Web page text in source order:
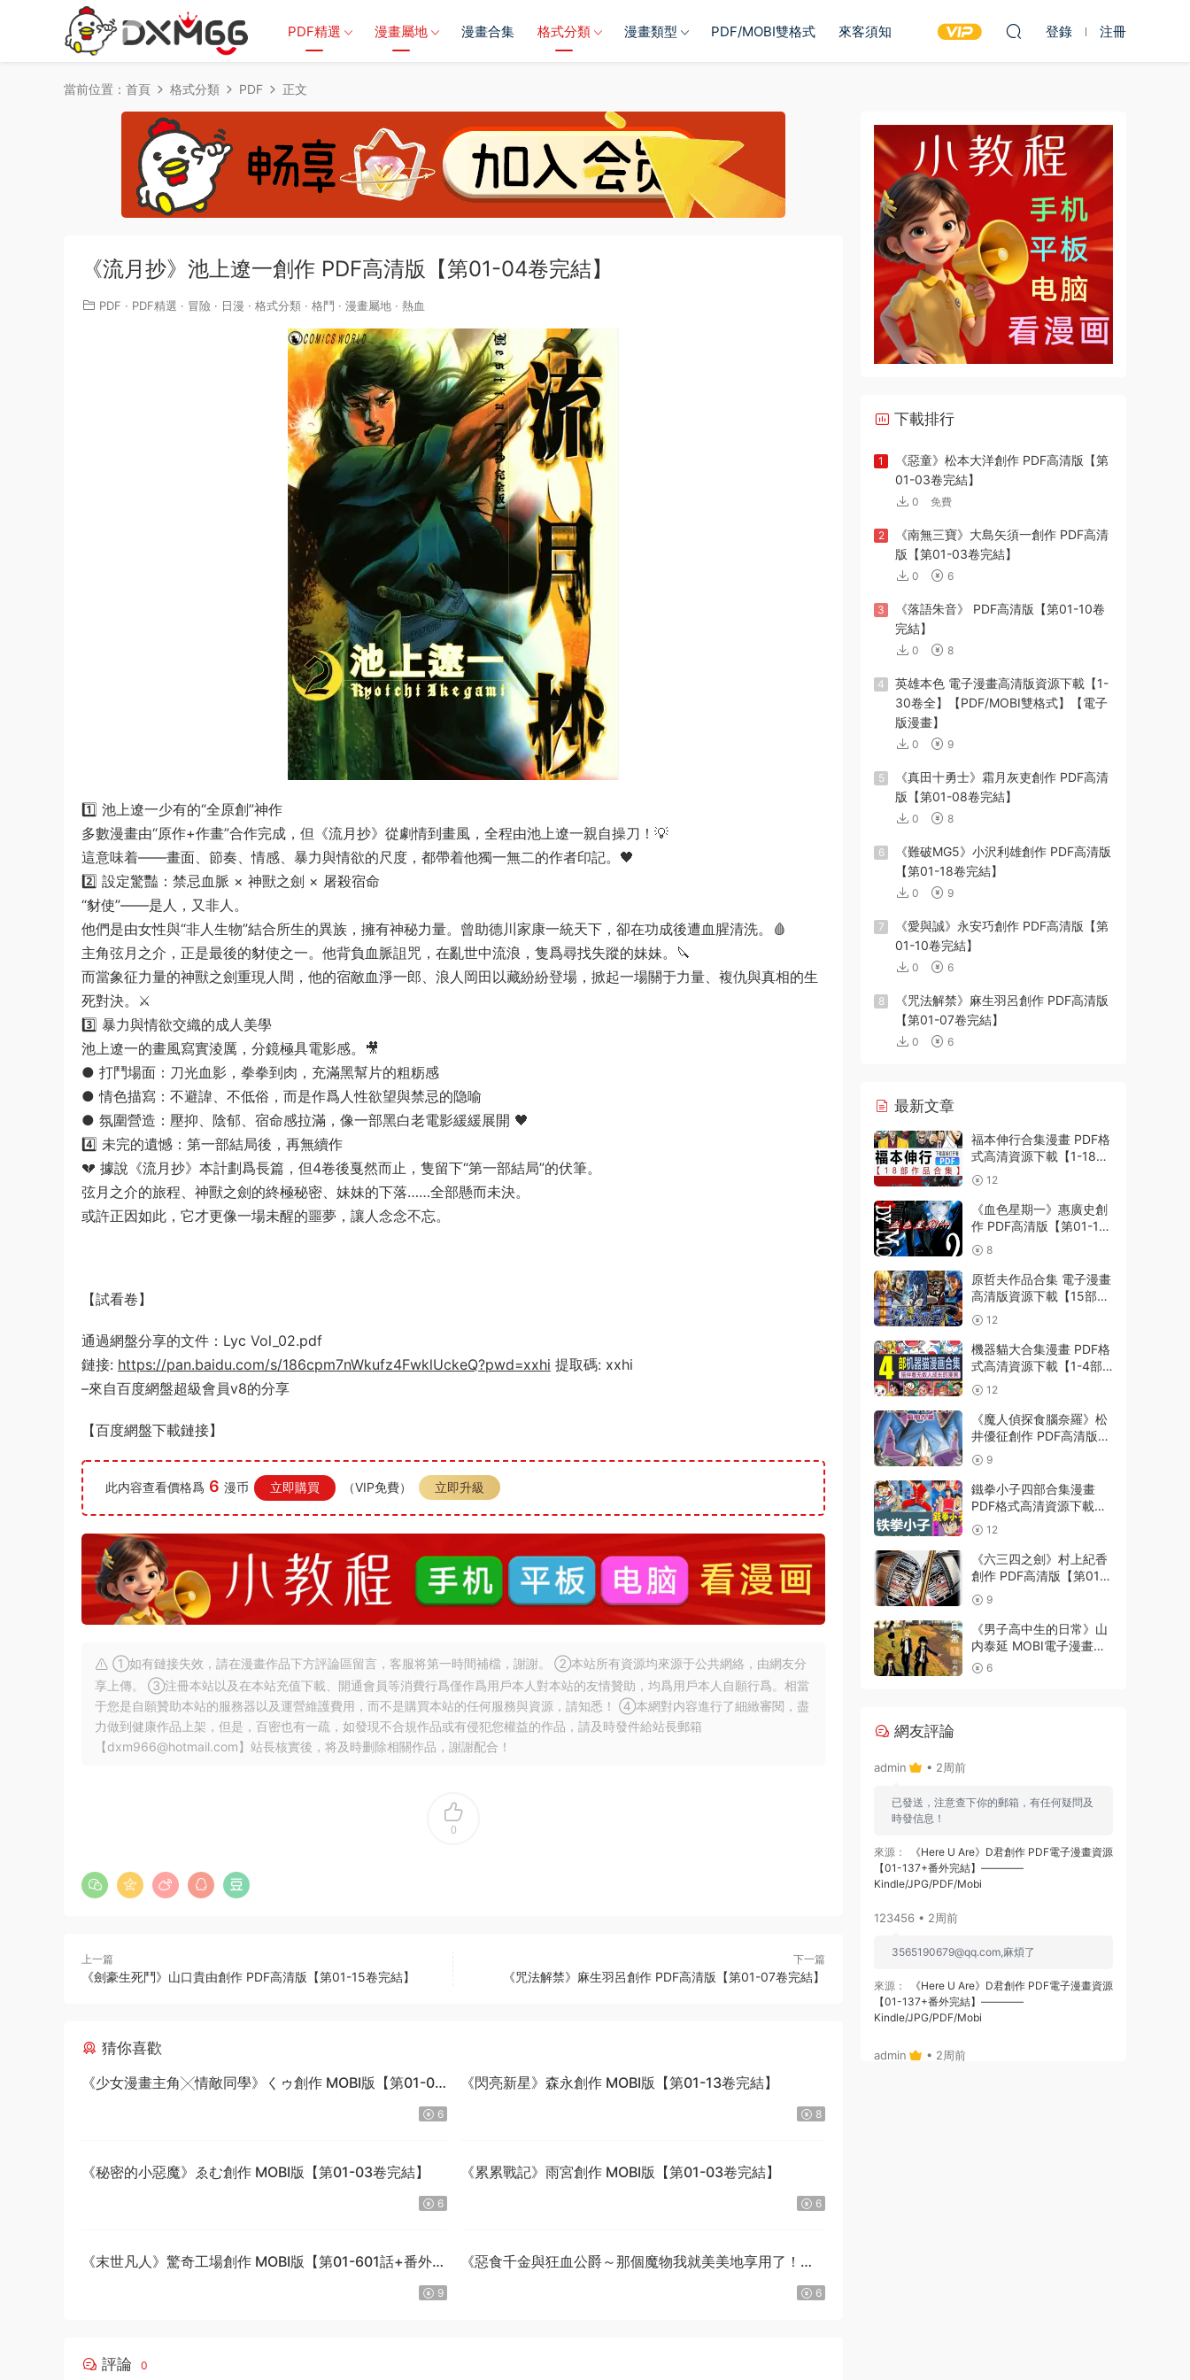
PDF精選 漫畫屬地 漫畫合集 格式分類 漫畫類型 PDF/MOBI雙格式 來客須知 登錄 注冊
當前位置： 首頁 格式分類 PDF 正文
《流月抄》池上遼一創作 PDF高清版【第01-04卷完結】
PDF · PDF精選 · 冒險 · 日漫 · 格式分類 · 格鬥 · 漫畫屬地 · 熱血
1️⃣ 池上遼一少有的“全原創”神作
多數漫畫由“原作+作畫”合作完成，但《流月抄》從劇情到畫風，全程由池上遼一親自操刀！💡
這意味着——畫面、節奏、情感、暴力與情欲的尺度，都帶着他獨一無二的作者印記。🖤
2️⃣ 設定驚豔：禁忌血脈 × 神獸之劍 × 屠殺宿命
“豺使”——是人，又非人。
他們是由女性與“非人生物”結合所生的異族，擁有神秘力量。曾助德川家康一統天下，卻在功成後遭血腥清洗。🩸
主角弦月之介，正是最後的豺使之一。他背負血脈詛咒，在亂世中流浪，隻爲尋找失蹤的妹妹。🔪
而當象征力量的神獸之劍重現人間，他的宿敵血淨一郎、浪人岡田以藏紛紛登場，掀起一場關于力量、複仇與真相的生
死對決。⚔️
3️⃣ 暴力與情欲交織的成人美學
池上遼一的畫風寫實淩厲，分鏡極具電影感。🎥
● 打鬥場面：刀光血影，拳拳到肉，充滿黑幫片的粗粝感
● 情色描寫：不避諱、不低俗，而是作爲人性欲望與禁忌的隐喻
● 氛圍營造：壓抑、陰郁、宿命感拉滿，像一部黑白老電影緩緩展開 🖤
4️⃣ 未完的遺憾：第一部結局後，再無續作
💔 據說《流月抄》本計劃爲長篇，但4卷後戛然而止，隻留下“第一部結局”的伏筆。
弦月之介的旅程、神獸之劍的終極秘密、妹妹的下落……全部懸而未決。
或許正因如此，它才更像一場未醒的噩夢，讓人念念不忘。
【試看卷】
通過網盤分享的文件：Lyc Vol_02.pdf
鏈接: https://pan.baidu.com/s/186cpm7nWkufz4FwklUckeQ?pwd=xxhi 提取碼: xxhi
–來自百度網盤超級會員v8的分享
【百度網盤下載鏈接】
此内容查看價格爲 6 漫币 立即購買 （VIP免費） 立即升級
①如有鏈接失效，請在漫畫作品下方評論區留言，客服将第一時間補檔，謝謝。 ②本站所有資源均來源于公共網絡，由網友分
享上傳。 ③注冊本站以及在本站充值下載、開通會員等消費行爲僅作爲用戶本人對本站的友情贊助，均爲用戶本人自願行爲。相當
于您是自願贊助本站的服務器以及運營維護費用，而不是購買本站的任何服務與資源，請知悉！ ④本網對内容進行了細緻審閱，盡
力做到健康作品上架，但是，百密也有一疏，如發現不合規作品或有侵犯您權益的作品，請及時發件給站長郵箱
【dxm966@hotmail.com】站長核實後，将及時删除相關作品，謝謝配合！
0
上一篇
《劍豪生死鬥》山口貴由創作 PDF高清版【第01-15卷完結】
下一篇
《咒法解禁》麻生羽呂創作 PDF高清版【第01-07卷完結】
猜你喜歡
《少女漫畫主角╳情敵同學》くゥ創作 MOBI版【第01-04
6
《閃亮新星》森永創作 MOBI版【第01-13卷完結】
8
《秘密的小惡魔》ゑむ創作 MOBI版【第01-03卷完結】
6
《累累戰記》雨宮創作 MOBI版【第01-03卷完結】
6
《末世凡人》驚奇工場創作 MOBI版【第01-601話+番外完
9
《惡食千金與狂血公爵～那個魔物我就美美地享用了！》
6
評論 0
下載排行
1
《惡童》松本大洋創作 PDF高清版【第
01-03卷完結】
0 免費
2
《南無三寶》大島矢須一創作 PDF高清
版【第01-03卷完結】
0 6
3
《落語朱音》 PDF高清版【第01-10卷
完結】
0 8
4
英雄本色 電子漫畫高清版資源下載【1-
30卷全】【PDF/MOBI雙格式】【電子
版漫畫】
0 9
5
《真田十勇士》霜月灰吏創作 PDF高清
版【第01-08卷完結】
0 8
6
《難破MG5》小沢利雄創作 PDF高清版
【第01-18卷完結】
0 9
7
《愛與誠》永安巧創作 PDF高清版【第
01-10卷完結】
0 6
8
《咒法解禁》麻生羽呂創作 PDF高清版
【第01-07卷完結】
0 6
最新文章
福本伸行合集漫畫 PDF格
式高清資源下載【1-18部
完結】Kindle電子漫畫資
源精品
12
《血色星期一》惠廣史創
作 PDF高清版【第01-11
卷完結】
8
原哲夫作品合集 電子漫畫
高清版資源下載【15部合
集完結】【PDF格式】
【電子版漫畫】
12
機器貓大合集漫畫 PDF格
式高清資源下載【1-4部
合集完結】Kindle電子漫
畫資源精品
12
《魔人偵探食腦奈羅》松
井優征創作 PDF高清版
【第01-23卷完結】
9
鐵拳小子四部合集漫畫
PDF格式高清資源下載
【1-4部合集完結】Kindle
電子漫畫資源精品
12
《六三四之劍》村上紀香
創作 PDF高清版【第01-
24卷完結】
9
《男子高中生的日常》山
内泰延 MOBI電子漫畫資
源【001-107話完結】
6
網友評論
admin • 2周前
已發送，注意查下你的郵箱，有任何疑問及
時發信息！
來源：
《Here U Are》D君創作 PDF電子漫畫資源
【01-137+番外完結】————
Kindle/JPG/PDF/Mobi
123456 • 2周前
3565190679@qq.com,麻煩了
來源：
《Here U Are》D君創作 PDF電子漫畫資源
【01-137+番外完結】————
Kindle/JPG/PDF/Mobi
admin • 2周前